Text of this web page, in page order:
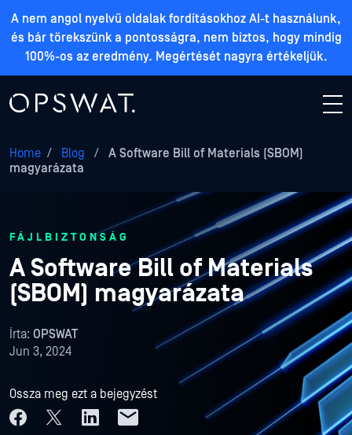
A nem angol nyelvű oldalak fordításokhoz AI-t használunk,
és bár törekszünk a pontosságra, nem biztos, hogy mindig
100%-os az eredmény. Megértését nagyra értékeljük.
Home / Blog /
A Software Bill of Materials (SBOM)
magyarázata
FÁJLBIZTONSÁG
A Software Bill of Materials
(SBOM) magyarázata
Írta: OPSWAT
Jun 3, 2024
Ossza meg ezt a bejegyzést